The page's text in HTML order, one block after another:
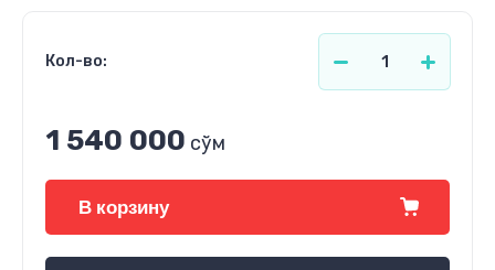
Кол-во:
1 540 000 сўм
В корзину